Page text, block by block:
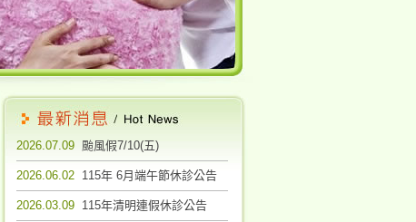
2026.07.09 颱風假7/10(五)
2026.06.02 115年 6月端午節休診公告
2026.03.09 115年清明連假休診公告